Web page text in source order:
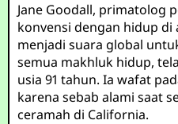
Jane Goodall, primatolog
konvensi dengan hidup
menjadi suara global
semua makhluk hidup,
usia 91 tahun. Ia wafat
karena sebab alami saat
ceramah di California.